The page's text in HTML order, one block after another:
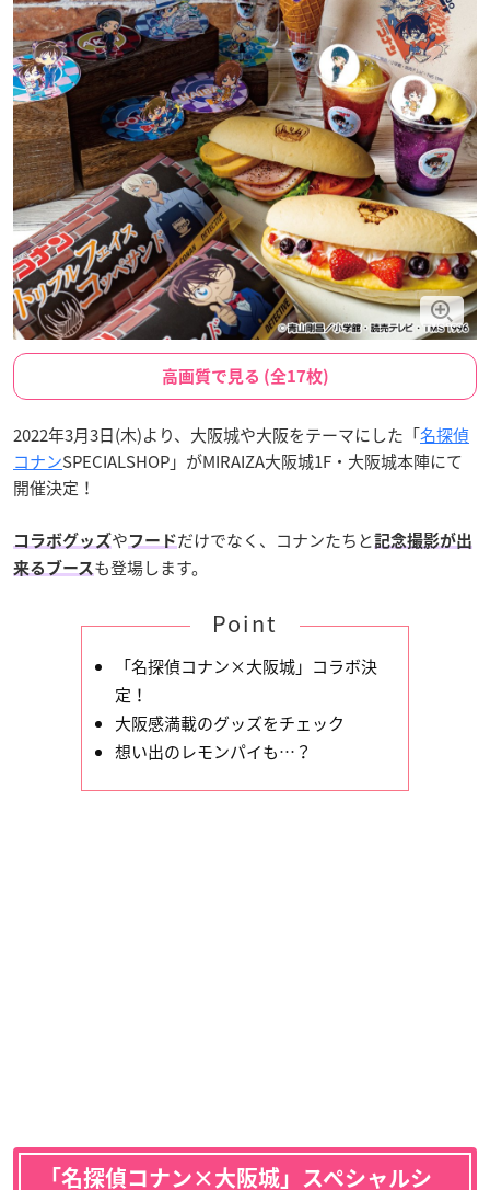
高画質で見る (全17枚)
2022年3月3日(木)より、大阪城や大阪をテーマにした「名探偵
コナンSPECIALSHOP」がMIRAIZA大阪城1F・大阪城本陣にて
開催決定！
コラボグッズ や フードだけでなく、コナンたちと記念撮影が出
来るブース も登場します。
Point
「名探偵コナン×大阪城」コラボ決
定！
大阪感満載のグッズをチェック
想い出のレモンパイも…？
「名探偵コナン×大阪城」スペシャルシ